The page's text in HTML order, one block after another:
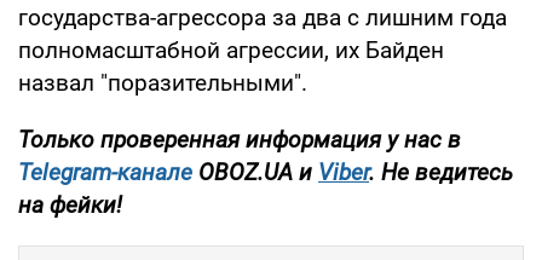
государства-агрессора за два с лишним года
полномасштабной агрессии, их Байден
назвал "поразительными".
Только проверенная информация у нас в
Telegram-канале OBOZ.UA и Viber. Не ведитесь
на фейки!